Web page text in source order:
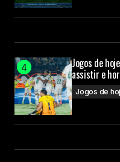
Jogos de
assistir e
Jogos de